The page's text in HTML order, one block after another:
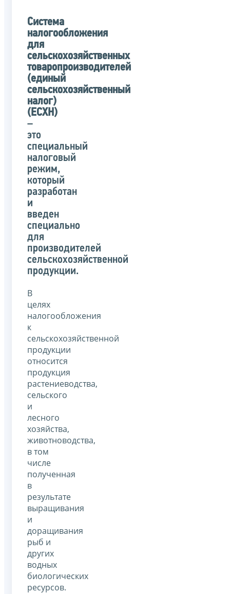
Система
налогообложения
для
сельскохозяйственных
товаропроизводителей
(единый
сельскохозяйственный
налог)
(ЕСХН)
–
это
специальный
налоговый
режим,
который
разработан
и
введен
специально
для
производителей
сельскохозяйственной
продукции.
В
целях
налогообложения
к
сельскохозяйственной
продукции
относится
продукция
растениеводства,
сельского
и
лесного
хозяйства,
животноводства,
в том
числе
полученная
в
результате
выращивания
и
доращивания
рыб и
других
водных
биологических
ресурсов.